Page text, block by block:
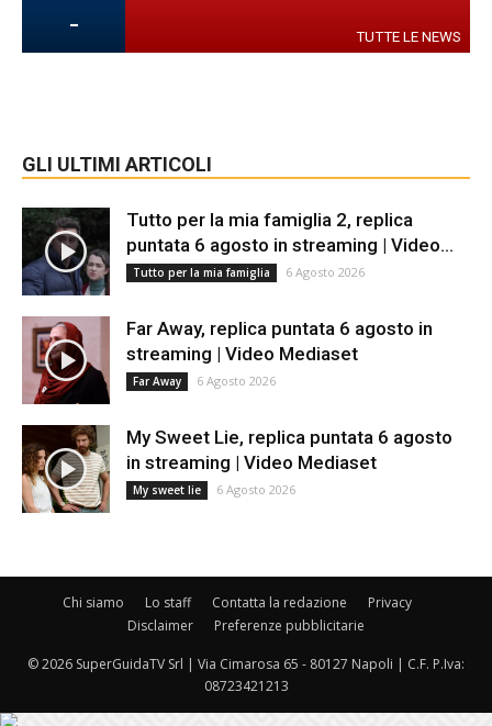
- TUTTE LE NEWS
GLI ULTIMI ARTICOLI
Tutto per la mia famiglia 2, replica
puntata 6 agosto in streaming | Video...
Tutto per la mia famiglia 6 Agosto 2026
Far Away, replica puntata 6 agosto in
streaming | Video Mediaset
Far Away 6 Agosto 2026
My Sweet Lie, replica puntata 6 agosto
in streaming | Video Mediaset
My sweet lie 6 Agosto 2026
Chi siamo Lo staff Contatta la redazione
Privacy
Disclaimer
Preferenze pubblicitarie
© 2026 SuperGuidaTV Srl | Via Cimarosa 65 - 80127 Napoli | C.F. P.Iva:
08723421213